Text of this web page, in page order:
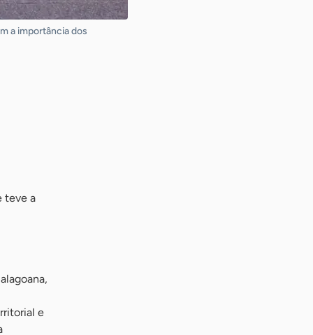
a importância dos
teve a
e